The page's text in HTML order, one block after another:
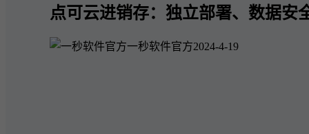
点可云进销存：独立部署、数据安
一秒软件官方2024-4-19